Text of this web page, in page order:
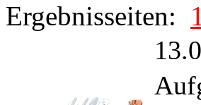
Ergebnisseiten: 1